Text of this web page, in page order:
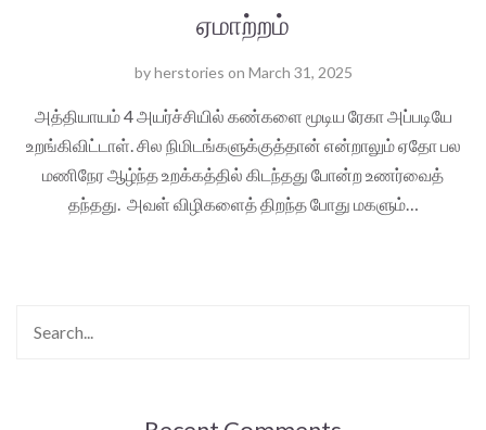
ஏமாற்றம்
byherstories on March 31, 2025
அத்தியாயம் 4 அயர்ச்சியில் கண்களை மூடிய ரேகா அப்படியே
உறங்கிவிட்டாள். சில நிமிடங்களுக்குத்தான் என்றாலும் ஏதோ பல
மணிநேர ஆழ்ந்த உறக்கத்தில் கிடந்தது போன்ற உணர்வைத்
தந்தது. அவள் விழிகளைத் திறந்த போது மகளும்…